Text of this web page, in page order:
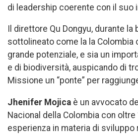
di leadership coerente con il suo
Il direttore Qu Dongyu, durante
sottolineato come la la Colombia
grande potenziale, e sia un
e di biodiversità, auspicando di
Missione un “ponte” per
Jhenifer Mojica è un avvocato
Nacional della Colombia con oltre
esperienza in materia di sviluppo